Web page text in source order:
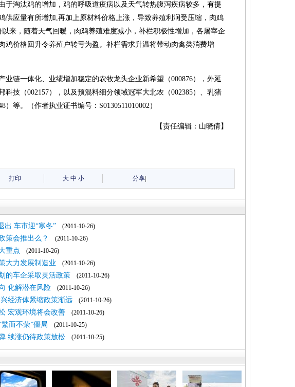
于淘汰鸡的增加，鸡的呼吸道疫病以及天气转热腹泻疾病较多，有提
供应量有所增加,再加上原材料价格上涨，导致养殖利润受压缩，肉鸡
来，随着天气回暖，肉鸡养殖难度减小，补栏积极性增加，各屠宰企
鸡价格回升令养殖户转亏为盈。补栏需求升温将带动肉禽类消费增
业链一体化、业绩增加稳定的农牧龙头企业新希望（000876），外延
科技（002157），以及预混料细分领域冠军大北农（002385）、乳猪
）等。（作者执业证书编号：S0130511010002）
【责任编辑：山晓倩】
打印 大 中 小 分享
出 车市迎“寒冬” (2011-10-26)
策会推出么？
(2011-10-26)
重点 (2011-10-26)
大力发展制造业 (2011-10-26)
的车企采取灵活政策 (2011-10-26)
化解潜在风险 (2011-10-26)
经济体紧缩政策渐远 (2011-10-26)
宏观环境将会改善 (2011-10-26)
而不荣”僵局 (2011-10-25)
续涨仍待政策放松 (2011-10-25)